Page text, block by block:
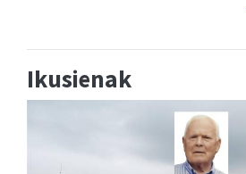
Ikusienak